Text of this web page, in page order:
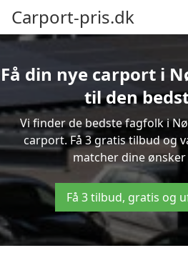
Carport-pris.dk
Få din nye carport i
til den
Vi finder de bedste fagfolk i
carport. Få 3 gratis tilbud og
matcher dine
Få 3 tilbud, gratis og